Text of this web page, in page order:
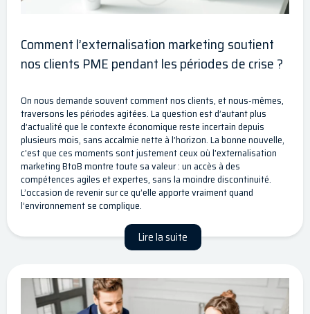
Comment l’externalisation marketing soutient
nos clients PME pendant les périodes de crise ?
On nous demande souvent comment nos clients, et nous-mêmes,
traversons les périodes agitées. La question est d’autant plus
d’actualité que le contexte économique reste incertain depuis
plusieurs mois, sans accalmie nette à l’horizon. La bonne nouvelle,
c’est que ces moments sont justement ceux où l’externalisation
marketing BtoB montre toute sa valeur : un accès à des
compétences agiles et expertes, sans la moindre discontinuité.
L’occasion de revenir sur ce qu’elle apporte vraiment quand
l’environnement se complique.
Lire la suite